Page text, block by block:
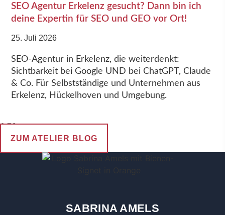
SEO Agentur Erkelenz gesucht? Dann bin ich
deine Expertin für SEO und GEO vor Ort!
25. Juli 2026
SEO-Agentur in Erkelenz, die weiterdenkt:
Sichtbarkeit bei Google UND bei ChatGPT, Claude
& Co. Für Selbstständige und Unternehmen aus
Erkelenz, Hückelhoven und Umgebung.
ZUM ATELIER BLOG
SABRINA AMELS